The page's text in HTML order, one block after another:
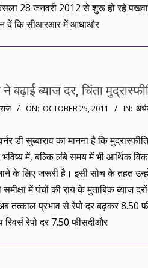
28 जनवरी 2012 से शुरू हो रहे
दें कि सीआरआर में आधाऔर
ने बढ़ाई ब्याज दर, चिंता
ON: OCTOBER 25, 2011 IN:
डी सुब्बाराव का मानना है कि
में, बल्कि लंबे समय में भी आर्थिक
के लिए जरूरी है। इसी सोच के तहत
समीक्षा में पंचों की राय के मुताबिक ब्याज
तत्काल प्रभाव से रेपो दर बढ़कर 8.50
रेपो दर 7.50 फीसदीऔर